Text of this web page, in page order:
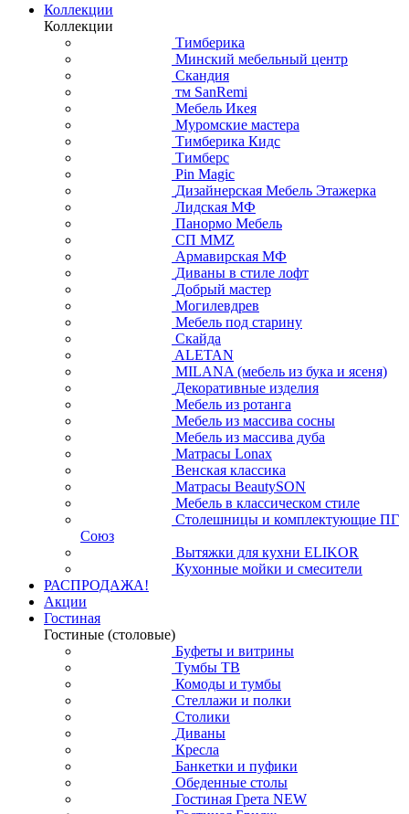
Коллекции
Коллекции
Тимберика
Минский мебельный центр
Скандия
тм SanRemi
Мебель Икея
Муромские мастера
Тимберика Кидс
Тимберс
Pin Magic
Дизайнерская Мебель Этажерка
Лидская МФ
Панормо Мебель
СП ММZ
Армавирская МФ
Диваны в стиле лофт
Добрый мастер
Могилевдрев
Мебель под старину
Скайда
ALETAN
MILANA (мебель из бука и ясеня)
Декоративные изделия
Мебель из ротанга
Мебель из массива сосны
Мебель из массива дуба
Матрасы Lonax
Венская классика
Матрасы BeautySON
Мебель в классическом стиле
Столешницы и комплектующие ПГ
Союз
Вытяжки для кухни ELIKOR
Кухонные мойки и смесители
РАСПРОДАЖА!
Акции
Гостиная
Гостиные (столовые)
Буфеты и витрины
Тумбы ТВ
Комоды и тумбы
Стеллажи и полки
Столики
Диваны
Кресла
Банкетки и пуфики
Обеденные столы
Гостиная Грета NEW